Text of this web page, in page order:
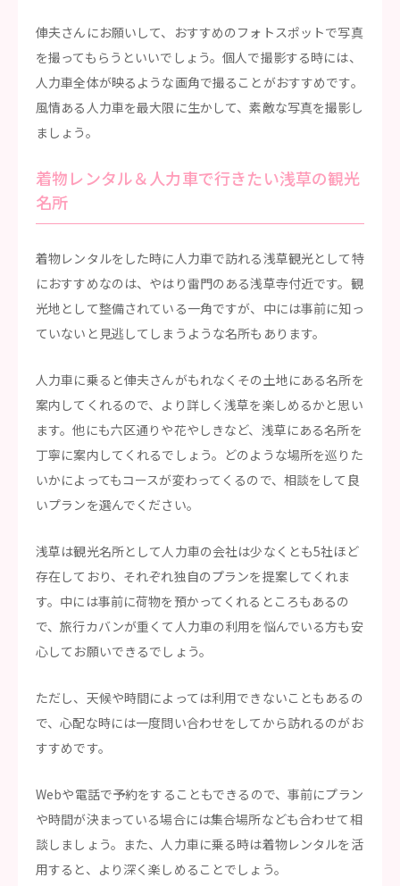
俥夫さんにお願いして、おすすめのフォトスポットで写真
を撮ってもらうといいでしょう。個人で撮影する時には、
人力車全体が映るような画角で撮ることがおすすめです。
風情ある人力車を最大限に生かして、素敵な写真を撮影し
ましょう。
着物レンタル＆人力車で行きたい浅草の観光
名所
着物レンタルをした時に人力車で訪れる浅草観光として特
におすすめなのは、やはり雷門のある浅草寺付近です。観
光地として整備されている一角ですが、中には事前に知っ
ていないと見逃してしまうような名所もあります。
人力車に乗ると俥夫さんがもれなくその土地にある名所を
案内してくれるので、より詳しく浅草を楽しめるかと思い
ます。他にも六区通りや花やしきなど、浅草にある名所を
丁寧に案内してくれるでしょう。どのような場所を巡りた
いかによってもコースが変わってくるので、相談をして良
いプランを選んでください。
浅草は観光名所として人力車の会社は少なくとも5社ほど
存在しており、それぞれ独自のプランを提案してくれま
す。中には事前に荷物を預かってくれるところもあるの
で、旅行カバンが重くて人力車の利用を悩んでいる方も安
心してお願いできるでしょう。
ただし、天候や時間によっては利用できないこともあるの
で、心配な時には一度問い合わせをしてから訪れるのがお
すすめです。
Webや電話で予約をすることもできるので、事前にプラン
や時間が決まっている場合には集合場所なども合わせて相
談しましょう。また、人力車に乗る時は着物レンタルを活
用すると、より深く楽しめることでしょう。